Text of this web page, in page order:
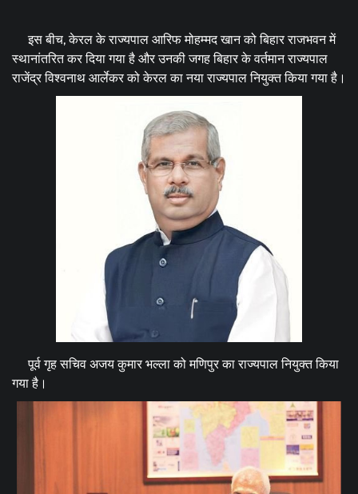
इस बीच, केरल के राज्यपाल आरिफ मोहम्मद खान को बिहार राजभवन में
स्थानांतरित कर दिया गया है और उनकी जगह बिहार के वर्तमान राज्यपाल
राजेंद्र विश्वनाथ आर्लेकर को केरल का नया राज्यपाल नियुक्त किया गया है।
पूर्व गृह सचिव अजय कुमार भल्ला को मणिपुर का राज्यपाल नियुक्त किया
गया है।